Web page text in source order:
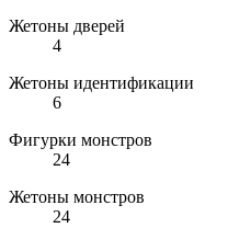
Жетоны дверей
4
Жетоны идентификации
6
Фигурки монстров
24
Жетоны монстров
24